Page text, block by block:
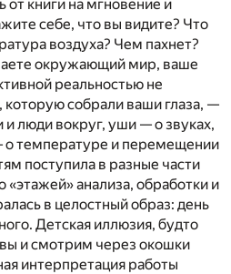
от книги на мгновение и
себе, что вы видите? Что
воздуха? Чем пахнет?
окружающий мир, ваше
реальностью не
собрали ваши глаза, —
и люди вокруг, уши — о звуках,
о температуре и перемещении
поступила в разные части
«этажей» анализа, обработки и
в целостный образ: день
Детская иллюзия, будто
и смотрим через окошки
интерпретация работы